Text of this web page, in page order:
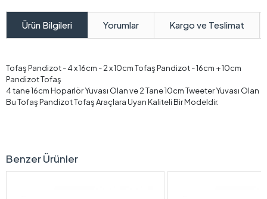
Ürün Bilgileri Yorumlar Kargo ve Teslimat
Tofaş Pandizot - 4 x 16cm - 2 x 10cm Tofaş Pandizot - 16cm + 10cm
Pandizot Tofaş
4 tane 16cm Hoparlör Yuvası Olan ve 2 Tane 10cm Tweeter Yuvası Olan
Bu Tofaş Pandizot Tofaş Araçlara Uyan Kaliteli Bir Modeldir.
Benzer Ürünler